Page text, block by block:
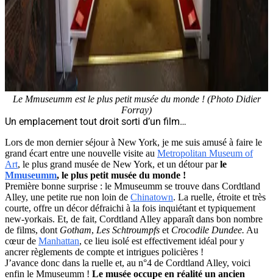
Le Mmuseumm est le plus petit musée du monde ! (Photo Didier
Forray)
Un emplacement tout droit sorti d’un film…
Lors de mon dernier séjour à New York, je me suis amusé à faire le
grand écart entre une nouvelle visite au Metropolitan Museum of
Art, le plus grand musée de New York, et un détour parle
Mmuseumm, le plus petit musée du monde !
Première bonne surprise : le Mmuseumm se trouve dans Cordtland
Alley, une petite rue non loin de Chinatown. La ruelle, étroite et très
courte, offre un décor défraichi à la fois inquiétant et typiquement
new-yorkais. Et, de fait, Cordtland Alley apparaît dans bon nombre
de films, dont Gotham, Les Schtroumpfs et Crocodile Dundee. Au
cœur de Manhattan, ce lieu isolé est effectivement idéal pour y
ancrer règlements de compte et intrigues policières !
J’avance donc dans la ruelle et, au n°4 de Cordtland Alley, voici
enfin le Mmuseumm ! Le musée occupe en réalité un ancien